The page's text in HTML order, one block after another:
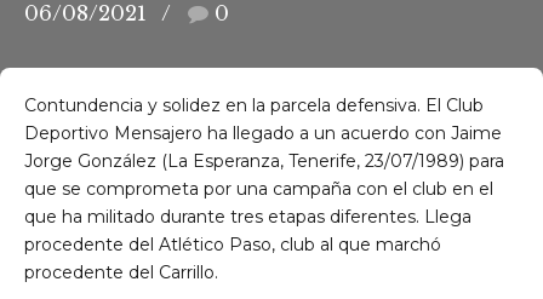
06/08/2021 0
Contundencia y solidez en la parcela defensiva. El Club
Deportivo Mensajero ha llegado a un acuerdo con Jaime
Jorge González (La Esperanza, Tenerife, 23/07/1989) para
que se comprometa por una campaña con el club en el
que ha militado durante tres etapas diferentes. Llega
procedente del Atlético Paso, club al que marchó
procedente del Carrillo.